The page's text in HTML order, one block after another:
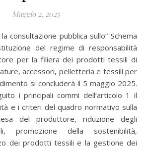
Maggio 2, 2025
del regime di responsabilità
per la filiera dei prodotti tessili di
accessori, pelletteria e tessili per
si concluderà il 5 maggio 2025.
i principali commi dell’articolo 1 il
e i criteri del quadro normativo sulla
del produttore, riduzione degli
promozione della sostenibilità,
dei prodotti tessili e la gestione dei